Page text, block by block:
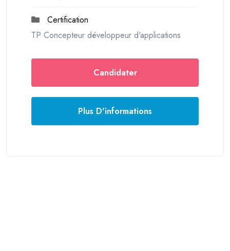
Certification
TP Concepteur développeur d'applications
Candidater
Plus D'informations